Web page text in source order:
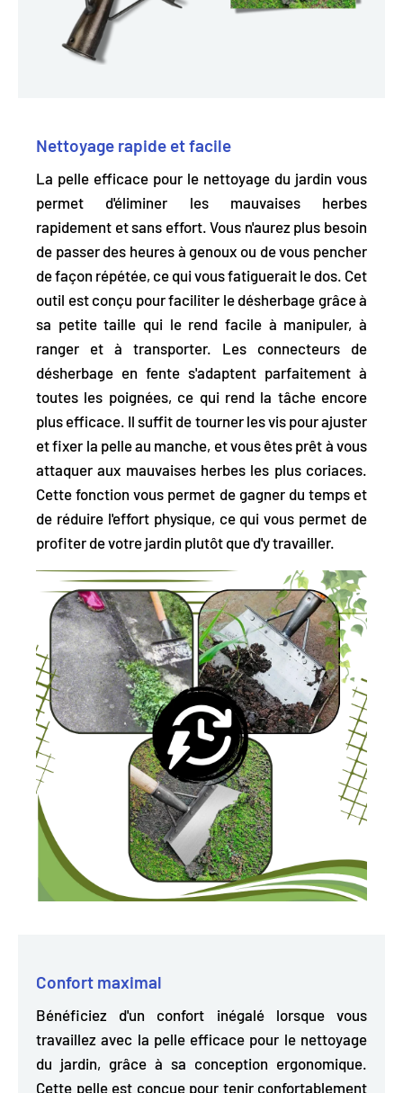
Nettoyage rapide et facile
La pelle efficace pour le nettoyage du jardin vous
permet d'éliminer les mauvaises herbes
rapidement et sans effort. Vous n'aurez plus besoin
de passer des heures à genoux ou de vous pencher
de façon répétée, ce qui vous fatiguerait le dos. Cet
outil est conçu pour faciliter le désherbage grâce à
sa petite taille qui le rend facile à manipuler, à
ranger et à transporter. Les connecteurs de
désherbage en fente s'adaptent parfaitement à
toutes les poignées, ce qui rend la tâche encore
plus efficace. Il suffit de tourner les vis pour ajuster
et fixer la pelle au manche, et vous êtes prêt à vous
attaquer aux mauvaises herbes les plus coriaces.
Cette fonction vous permet de gagner du temps et
de réduire l'effort physique, ce qui vous permet de
profiter de votre jardin plutôt que d'y travailler.
Confort maximal
Bénéficiez d'un confort inégalé lorsque vous
travaillez avec la pelle efficace pour le nettoyage
du jardin, grâce à sa conception ergonomique.
Cette pelle est conçue pour tenir confortablement